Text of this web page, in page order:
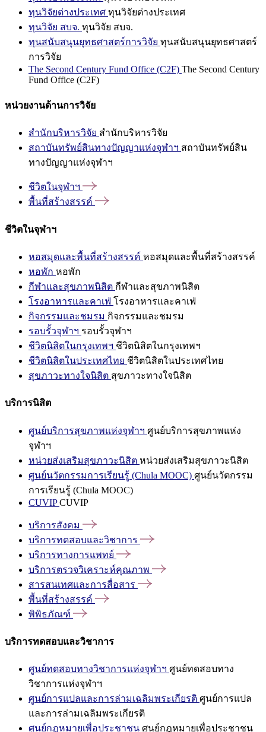
ทุนวิจัยต่างประเทศ ทุนวิจัยต่างประเทศ
ทุนวิจัย สบจ. ทุนวิจัย สบจ.
ทุนสนับสนุนยุทธศาสตร์การวิจัย ทุนสนับสนุนยุทธศาสตร์
การวิจัย
The Second Century Fund Office (C2F) The Second Century
Fund Office (C2F)
หน่วยงานด้านการวิจัย
สำนักบริหารวิจัย สำนักบริหารวิจัย
สถาบันทรัพย์สินทางปัญญาแห่งจุฬาฯ สถาบันทรัพย์สิน
ทางปัญญาแห่งจุฬาฯ
ชีวิตในจุฬาฯ
พื้นที่สร้างสรรค์
ชีวิตในจุฬาฯ
หอสมุดและพื้นที่สร้างสรรค์ หอสมุดและพื้นที่สร้างสรรค์
หอพัก หอพัก
กีฬาและสุขภาพนิสิต กีฬาและสุขภาพนิสิต
โรงอาหารและคาเฟ่ โรงอาหารและคาเฟ่
กิจกรรมและชมรม กิจกรรมและชมรม
รอบรั้วจุฬาฯ รอบรั้วจุฬาฯ
ชีวิตนิสิตในกรุงเทพฯ ชีวิตนิสิตในกรุงเทพฯ
ชีวิตนิสิตในประเทศไทย ชีวิตนิสิตในประเทศไทย
สุขภาวะทางใจนิสิต สุขภาวะทางใจนิสิต
บริการนิสิต
ศูนย์บริการสุขภาพแห่งจุฬาฯ ศูนย์บริการสุขภาพแห่ง
จุฬาฯ
หน่วยส่งเสริมสุขภาวะนิสิต หน่วยส่งเสริมสุขภาวะนิสิต
ศูนย์นวัตกรรมการเรียนรู้ (Chula MOOC) ศูนย์นวัตกรรม
การเรียนรู้ (Chula MOOC)
CUVIPCUVIP
บริการสังคม
บริการทดสอบและวิชาการ
บริการทางการแพทย์
บริการตรวจวิเคราะห์คุณภาพ
สารสนเทศและการสื่อสาร
พื้นที่สร้างสรรค์
พิพิธภัณฑ์
บริการทดสอบและวิชาการ
ศูนย์ทดสอบทางวิชาการแห่งจุฬาฯ ศูนย์ทดสอบทาง
วิชาการแห่งจุฬาฯ
ศูนย์การแปลและการล่ามเฉลิมพระเกียรติ ศูนย์การแปล
และการล่ามเฉลิมพระเกียรติ
ศูนย์กฎหมายเพื่อประชาชน ศูนย์กฎหมายเพื่อประชาชน